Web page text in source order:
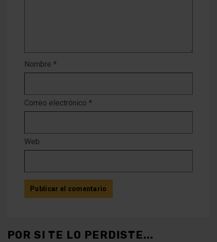
Nombre *
Correo electrónico *
Web
POR SI TE LO PERDISTE...